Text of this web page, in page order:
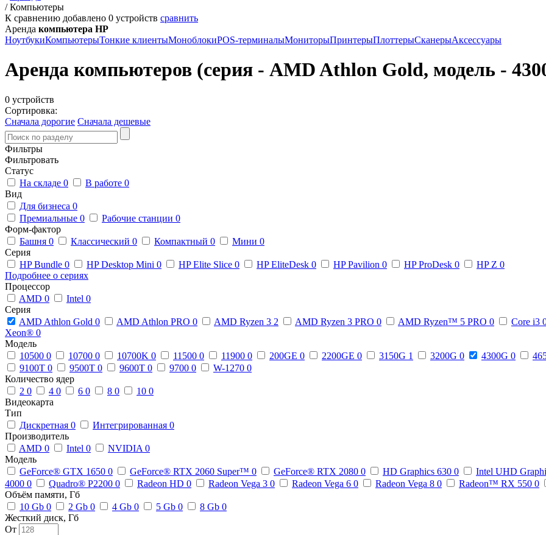
/Компьютеры
К сравнению добавлено 0 устройств сравнить
Аренда компьютера HP
НоутбукиКомпьютерыТонкие клиентыМоноблокиPOS-терминалыМониторыПринтерыПлоттерыСканерыАксессуары
Аренда компьютеров (серия - AMD Athlon Gold, модель -
0 устройств
Сортировка:
Сначала дорогие Сначала дешевые
Фильтры
Фильтровать
Статус
На складе 0 В работе 0
Вид
Для бизнеса 0
Премиальные 0 Рабочие станции 0
Форм-фактор
Башня 0 Классический 0 Компактный 0 Мини 0
Серия
HP Bundle 0 HP Desktop Mini 0 HP Elite Slice 0 HP EliteDesk 0 HP Pavilion 0 HP ProDesk 0 HP Z 0
Подробнее о сериях
Процессор
AMD 0 Intel 0
Серия
AMD Athlon Gold 0 AMD Athlon PRO 0 AMD Ryzen 3 2 AMD Ryzen 3 PRO 0 AMD Ryzen™ 5 PRO 0 Core i3
Xeon® 0
Модель
10500 0 10700 0 10700K 0 11500 0 11900 0 200GE 0 2200GE 0 3150G 1 3200G 0 4300G 0
9100T 0 9500T 0 9600T 0 9700 0 W-1270 0
Количество ядер
2 0 4 0 6 0 8 0 10 0
Видеокарта
Тип
Дискретная 0 Интегрированная 0
Производитель
AMD 0 Intel 0 NVIDIA 0
Модель
GeForce® GTX 1650 0 GeForce® RTX 2060 Super™ 0 GeForce® RTX 2080 0 HD Graphics 630 0
Intel UHD
4000 0 Quadro® P2200 0 Radeon HD 0 Radeon Vega 3 0 Radeon Vega 6 0 Radeon Vega 8 0 Radeon™ RX 550 0
Объём памяти, Гб
10 Gb 0 2 Gb 0 4 Gb 0 5 Gb 0 8 Gb 0
Жесткий диск, Гб
От